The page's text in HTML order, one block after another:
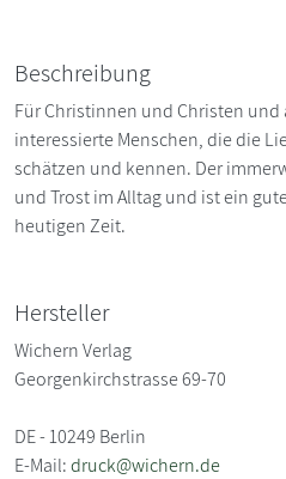
Beschreibung
Für Christinnen und Christen
interessierte Menschen, die die
schätzen und kennen. Der
und Trost im Alltag und ist ein
heutigen Zeit.
Hersteller
Wichern Verlag
Georgenkirchstrasse 69-70
DE - 10249 Berlin
E-Mail:druck@wichern.de